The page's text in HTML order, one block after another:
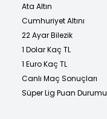
Ata Altın
Cumhuriyet Altını
22 Ayar Bilezik
1 Dolar Kaç TL
1 Euro Kaç TL
Canlı Maç Sonuçları
Süper Lig Puan Durumu